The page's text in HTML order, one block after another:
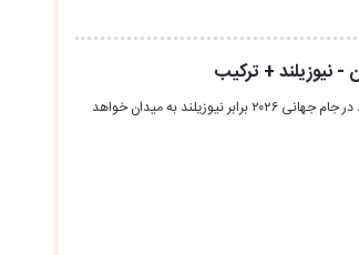
- نیوزیلند + ترکیب
یم ملی فوتبال ایران در اولین مسابقه خود در جام جهانی ۲۰۲۶ برابر نیوزیلند به میدان خواهد